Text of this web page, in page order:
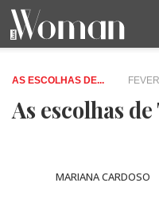
BELEZA
CAPA
LIFESTYLE
MODA
OPINIÃO
PESSOAS
SOCIEDADE
VIDEOS
AS ESCOLHAS DE...
As escolhas
MARIANA CARDOSO